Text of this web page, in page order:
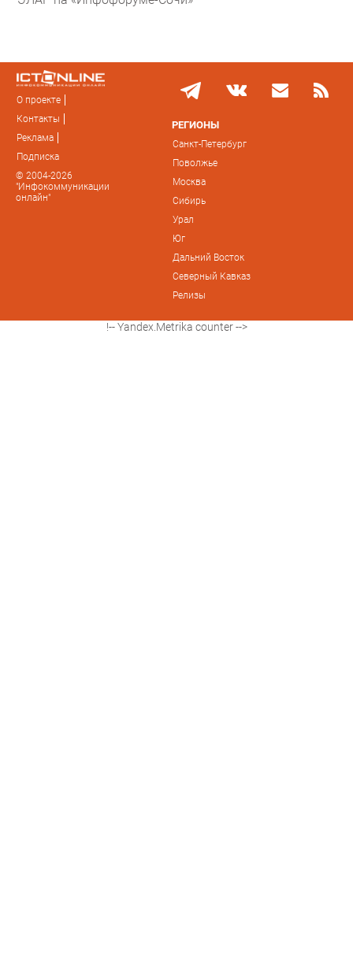
О проекте
Контакты
Реклама
Подписка
© 2004-2026
"Инфокоммуникации
онлайн"
РЕГИОНЫ
Санкт-Петербург
Поволжье
Москва
Сибирь
Урал
Юг
Дальний Восток
Северный Кавказ
Релизы
!-- Yandex.Metrika counter -->